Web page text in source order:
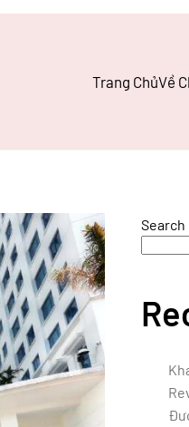
Trang ChủVề
Search